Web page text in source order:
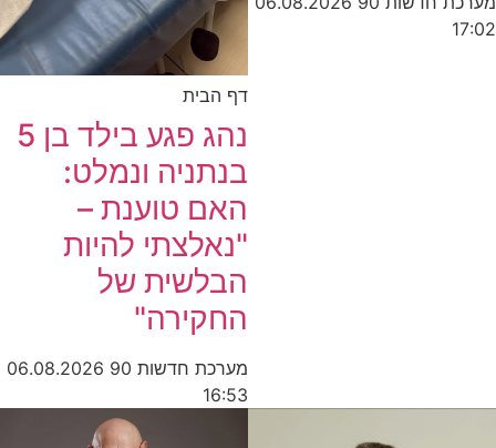
17:02
דף הבית
נהג פגע בילד בן 5
בנתניה ונמלט:
האם טוענת –
"נאלצתי להיות
הבלשית של
החקירה"
מערכת חדשות 90
06.08.2026
16:53